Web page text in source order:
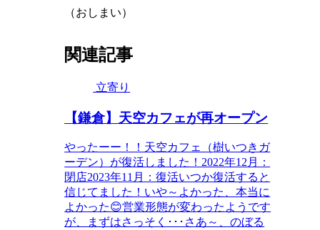
（おしまい）
関連記事
立寄り
【鎌倉】天空カフェが再オープン
やったーー！！天空カフェ（樹いつきガ
ーデン）が復活しました！2022年12月：
閉店2023年11月：復活いつか復活すると
信じてました！いや～よかった、本当に
よかった😊営業形態が変わったようです
が、まずはさっそく･･･さあ～、のぼる